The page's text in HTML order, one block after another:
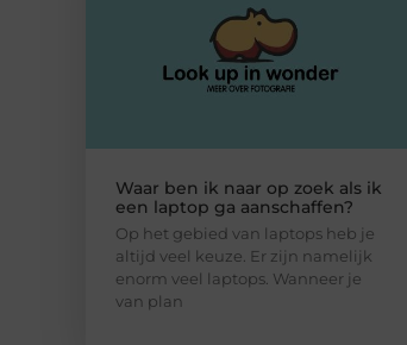
Waar ben ik naar op zoek als ik
een laptop ga aanschaffen?
Op het gebied van laptops heb je
altijd veel keuze. Er zijn namelijk
enorm veel laptops. Wanneer je
van plan